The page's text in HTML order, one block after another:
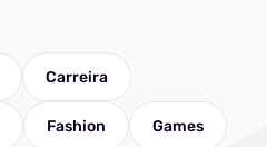
Carreira
Fashion Games